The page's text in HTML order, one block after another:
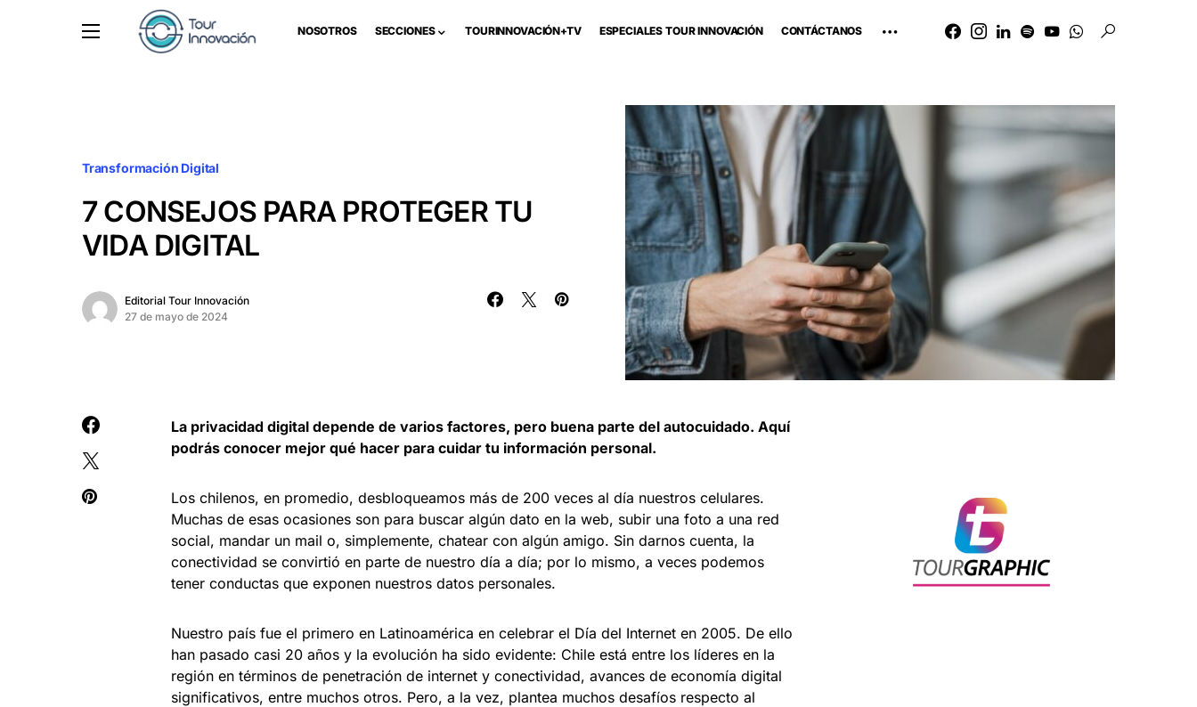
NOSOTROS SECCIONES TOURINNOVACIÓN+TV ESPECIALES TOUR INNOVACIÓN CONTÁCTANOS
Transformación Digital
7 CONSEJOS PARA PROTEGER TU
VIDA DIGITAL
Editorial Tour Innovación
27 de mayo de 2024
La privacidad digital depende de varios factores, pero buena parte del autocuidado. Aquí
podrás conocer mejor qué hacer para cuidar tu información personal.
Los chilenos, en promedio, desbloqueamos más de 200 veces al día nuestros celulares.
Muchas de esas ocasiones son para buscar algún dato en la web, subir una foto a una red
social, mandar un mail o, simplemente, chatear con algún amigo. Sin darnos cuenta, la
conectividad se convirtió en parte de nuestro día a día; por lo mismo, a veces podemos
tener conductas que exponen nuestros datos personales.
Nuestro país fue el primero en Latinoamérica en celebrar el Día del Internet en 2005. De ello
han pasado casi 20 años y la evolución ha sido evidente: Chile está entre los líderes en la
región en términos de penetración de internet y conectividad, avances de economía digital
significativos, entre muchos otros. Pero, a la vez, plantea muchos desafíos respecto al